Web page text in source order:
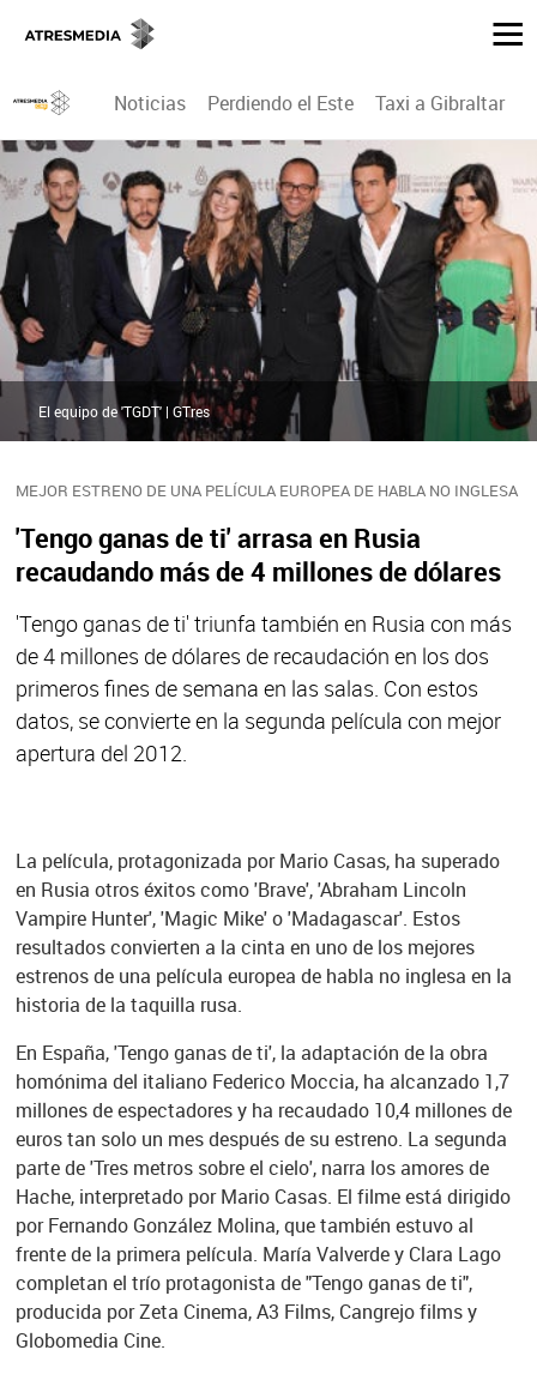
Noticias Perdiendo el Este Taxi a Gibraltar
MEJOR ESTRENO DE UNA PELÍCULA EUROPEA DE HABLA NO INGLESA
'Tengo ganas de ti' arrasa en Rusia
recaudando más de 4 millones de dólares
'Tengo ganas de ti' triunfa también en Rusia con más
de 4 millones de dólares de recaudación en los dos
primeros fines de semana en las salas. Con estos
datos, se convierte en la segunda película con mejor
apertura del 2012.
El equipo de 'TGDT' | GTres
La película, protagonizada por Mario Casas, ha superado
en Rusia otros éxitos como 'Brave', 'Abraham Lincoln
Vampire Hunter', 'Magic Mike' o 'Madagascar'. Estos
resultados convierten a la cinta en uno de los mejores
estrenos de una película europea de habla no inglesa en la
historia de la taquilla rusa.
En España, 'Tengo ganas de ti', la adaptación de la obra
homónima del italiano Federico Moccia, ha alcanzado 1,7
millones de espectadores y ha recaudado 10,4 millones de
euros tan solo un mes después de su estreno. La segunda
parte de 'Tres metros sobre el cielo', narra los amores de
Hache, interpretado por Mario Casas. El filme está dirigido
por Fernando González Molina, que también estuvo al
frente de la primera película. María Valverde y Clara Lago
completan el trío protagonista de "Tengo ganas de ti",
producida por Zeta Cinema, A3 Films, Cangrejo films y
Globomedia Cine.